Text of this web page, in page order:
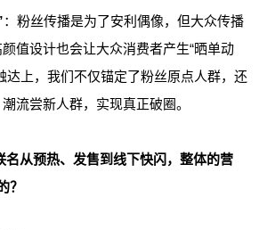
：粉丝传播是为了安利偶像，但大众传播
值设计也会让大众消费者产生“晒单动
达上，我们不仅锚定了粉丝原点人群，还
流尝新人群，实现真正破圈。
从预热、发售到线下快闪，整体的营
？